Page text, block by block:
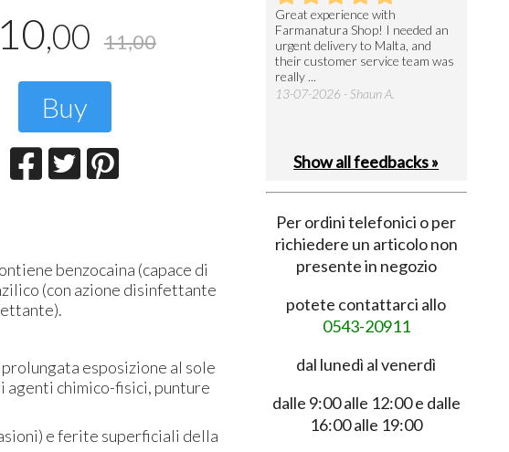
10,00 11,00
Buy
benzocaina (capace di
(con azione disinfettante
esposizione al sole
chimico-fisici, punture
e ferite superficiali della
Great experience with
Farmanatura Shop! I needed an
urgent delivery to Malta, and
their customer service team was
really ...
13-07-2026 - Shaun A.
Show all feedbacks »
Per ordini telefonici o per
richiedere un articolo non
presente in negozio
potete contattarci allo
0543-20911
dal lunedì al venerdì
dalle 9:00 alle 12:00 e dalle
16:00 alle 19:00